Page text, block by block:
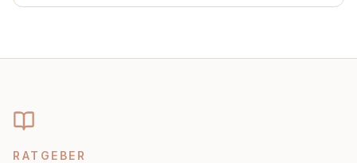
RATGEBER